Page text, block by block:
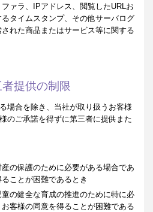
ァラ、IPアドレス、閲覧したURLお
タイムスタンプ、その他サーバログ
れた商品またはサービス等に関する
提供の制限
場合を除き、当社が取り扱うお客様
のご承諾を得ずに第三者に提供また
の保護のために必要がある場合であ
ことが困難であるとき
の健全な育成の推進のために特に必
客様の同意を得ることが困難である